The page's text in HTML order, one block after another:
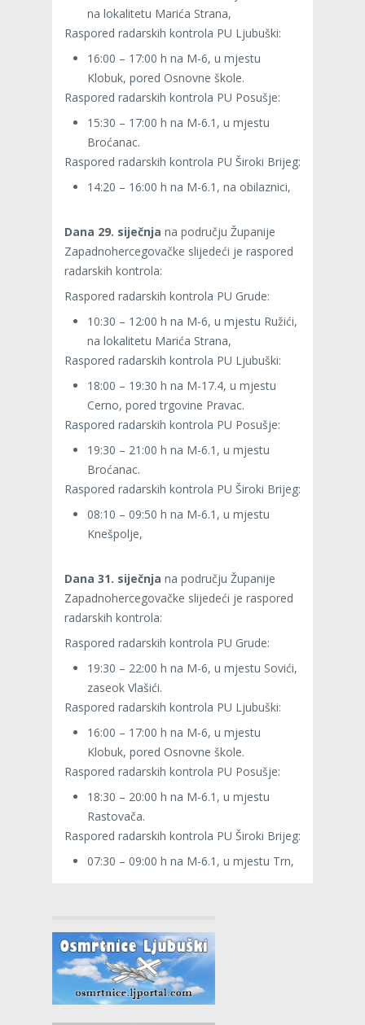
na lokalitetu Marića Strana,
Raspored radarskih kontrola PU Ljubuški:
16:00 – 17:00 h na M-6, u mjestu
Klobuk, pored Osnovne škole.
Raspored radarskih kontrola PU Posušje:
15:30 – 17:00 h na M-6.1, u mjestu
Broćanac.
Raspored radarskih kontrola PU Široki Brijeg:
14:20 – 16:00 h na M-6.1, na obilaznici,
Dana 29. siječnja na području Županije
Zapadnohercegovačke slijedeći je raspored
radarskih kontrola:
Raspored radarskih kontrola PU Grude:
10:30 – 12:00 h na M-6, u mjestu Ružići,
na lokalitetu Marića Strana,
Raspored radarskih kontrola PU Ljubuški:
18:00 – 19:30 h na M-17.4, u mjestu
Cerno, pored trgovine Pravac.
Raspored radarskih kontrola PU Posušje:
19:30 – 21:00 h na M-6.1, u mjestu
Broćanac.
Raspored radarskih kontrola PU Široki Brijeg:
08:10 – 09:50 h na M-6.1, u mjestu
Knešpolje,
Dana 31. siječnja na području Županije
Zapadnohercegovačke slijedeći je raspored
radarskih kontrola:
Raspored radarskih kontrola PU Grude:
19:30 – 22:00 h na M-6, u mjestu Sovići,
zaseok Vlašići.
Raspored radarskih kontrola PU Ljubuški:
16:00 – 17:00 h na M-6, u mjestu
Klobuk, pored Osnovne škole.
Raspored radarskih kontrola PU Posušje:
18:30 – 20:00 h na M-6.1, u mjestu
Rastovača.
Raspored radarskih kontrola PU Široki Brijeg:
07:30 – 09:00 h na M-6.1, u mjestu Trn,